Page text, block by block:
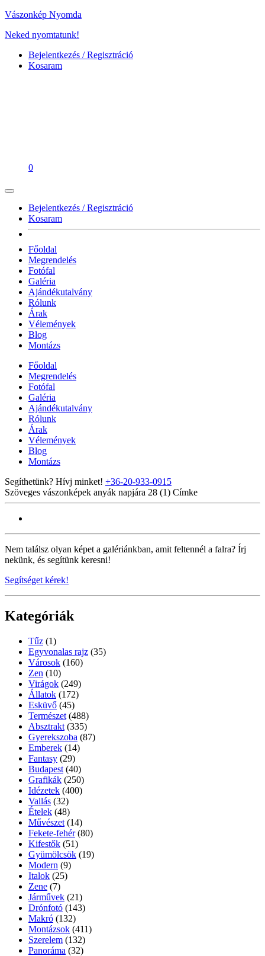
Vászonkép Nyomda
Neked nyomtatunk!
Bejelentkezés / Regisztráció
Kosaram
0
Bejelentkezés / Regisztráció
Kosaram
Főoldal
Megrendelés
Fotófal
Galéria
Ajándékutalvány
Rólunk
Árak
Vélemények
Blog
Montázs
Főoldal
Megrendelés
Fotófal
Galéria
Ajándékutalvány
Rólunk
Árak
Vélemények
Blog
Montázs
Segíthetünk? Hívj minket! +36-20-933-0915
Szöveges vászonképek anyák napjára 28 (1) Címke
Nem találsz olyan képet a galériánkban, amit feltennél a falra? Írj
nekünk, és segítünk keresni!
Segítséget kérek!
Kategóriák
Tűz (1)
Egyvonalas rajz (35)
Városok (160)
Zen (10)
Virágok (249)
Állatok (172)
Esküvő (45)
Természet (488)
Absztrakt (335)
Gyerekszoba (87)
Emberek (14)
Fantasy (29)
Budapest (40)
Grafikák (250)
Idézetek (400)
Vallás (32)
Ételek (48)
Művészet (14)
Fekete-fehér (80)
Kifestők (51)
Gyümölcsök (19)
Modern (9)
Italok (25)
Zene (7)
Járművek (21)
Drónfotó (143)
Makró (132)
Montázsok (411)
Szerelem (132)
Panoráma (32)